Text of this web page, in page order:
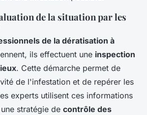
de la situation par les
de la dératisation à
ils effectuent une inspection
. Cette démarche permet de
de l'infestation et de repérer les
experts utilisent ces informations
stratégie de contrôle des